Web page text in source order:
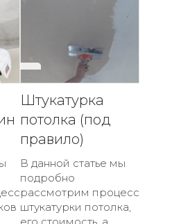
Штукатурка
потолка (под
правило)
В данной статье мы
подробно
рассмотрим процесс
штукатурки потолка,
его стоимость, а